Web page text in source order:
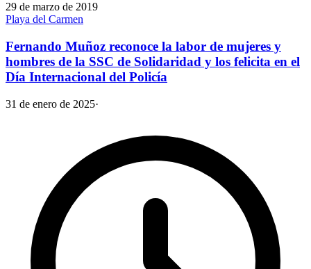
29 de marzo de 2019
Playa del Carmen
Fernando Muñoz reconoce la labor de mujeres y
hombres de la SSC de Solidaridad y los felicita en el
Día Internacional del Policía
31 de enero de 2025·